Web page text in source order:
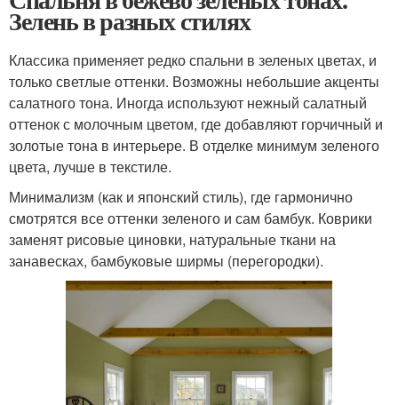
Зелень в разных стилях
Классика применяет редко спальни в зеленых цветах, и
только светлые оттенки. Возможны небольшие акценты
салатного тона. Иногда используют нежный салатный
оттенок с молочным цветом, где добавляют горчичный и
золотые тона в интерьере. В отделке минимум зеленого
цвета, лучше в текстиле.
Минимализм (как и японский стиль), где гармонично
смотрятся все оттенки зеленого и сам бамбук. Коврики
заменят рисовые циновки, натуральные ткани на
занавесках, бамбуковые ширмы (перегородки).